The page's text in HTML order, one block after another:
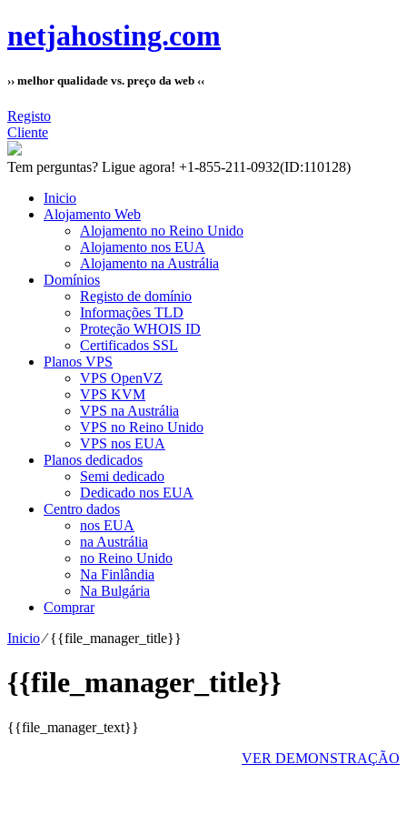
netjahosting.com
›› melhor qualidade vs. preço da web ‹‹
Registo
Cliente
Tem perguntas? Ligue agora! +1-855-211-0932(ID:110128)
Inicio
Alojamento Web
Alojamento no Reino Unido
Alojamento nos EUA
Alojamento na Austrália
Domínios
Registo de domínio
Informações TLD
Proteção WHOIS ID
Certificados SSL
Planos VPS
VPS OpenVZ
VPS KVM
VPS na Austrália
VPS no Reino Unido
VPS nos EUA
Planos dedicados
Semi dedicado
Dedicado nos EUA
Centro dados
nos EUA
na Austrália
no Reino Unido
Na Finlândia
Na Bulgária
Comprar
Inicio⁄{{file_manager_title}}
{{file_manager_title}}
{{file_manager_text}}
VER DEMONSTRAÇÃO